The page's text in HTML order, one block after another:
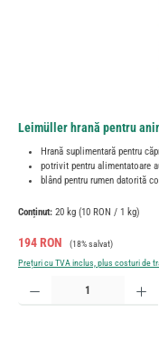
Leimüller hrană pentru
Hrană suplimentară pentru
potrivit pentru alimentatoare
blând pentru rumen datorită
Conținut: 20 kg (10 RON / 1 kg)
Preț de vânzare:
194 RON Preț obișnuit:
(18% salvat)
Prețuri cu TVA inclus, plus costuri de
Cantitate produs: Introduceți